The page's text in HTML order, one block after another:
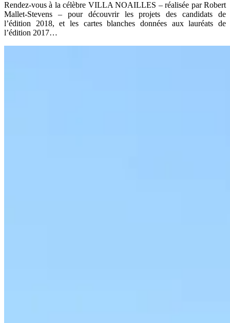
Rendez-vous à la célèbre VILLA NOAILLES – réalisée par Robert
Mallet-Stevens – pour découvrir les projets des candidats de
l’édition 2018, et les cartes blanches données aux lauréats de
l’édition 2017…